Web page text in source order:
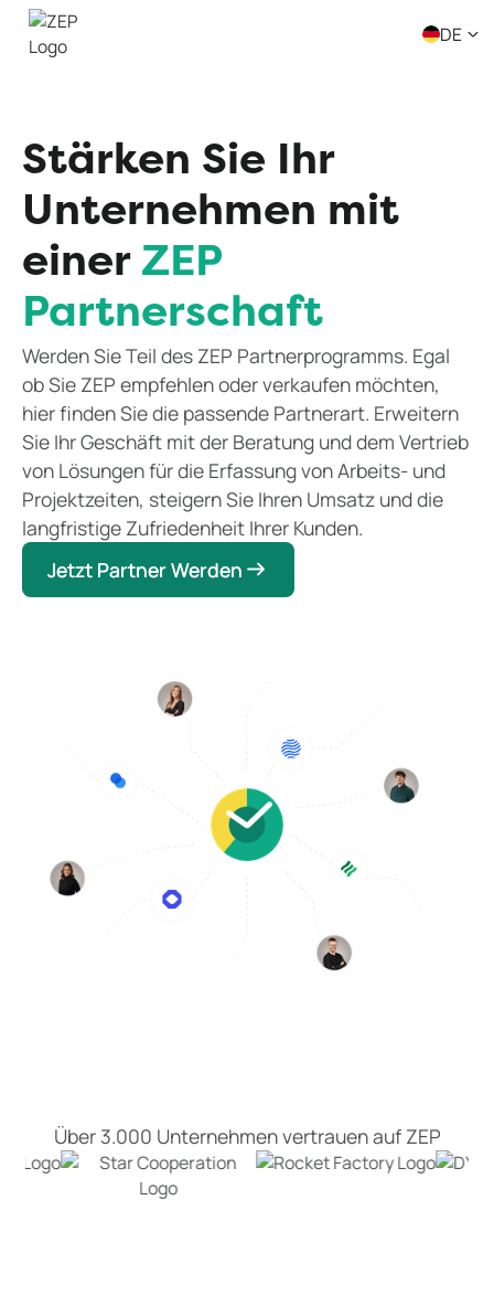
DE
Stärken Sie Ihr
Unternehmen mit
einer ZEP
Partnerschaft
Werden Sie Teil des ZEP Partnerprogramms. Egal
ob Sie ZEP empfehlen oder verkaufen möchten,
hier finden Sie die passende Partnerart. Erweitern
Sie Ihr Geschäft mit der Beratung und dem Vertrieb
von Lösungen für die Erfassung von Arbeits- und
Projektzeiten, steigern Sie Ihren Umsatz und die
langfristige Zufriedenheit Ihrer Kunden.
Jetzt Partner Werden
Jetzt Partner Werden
Über 3.000 Unternehmen vertrauen auf ZEP